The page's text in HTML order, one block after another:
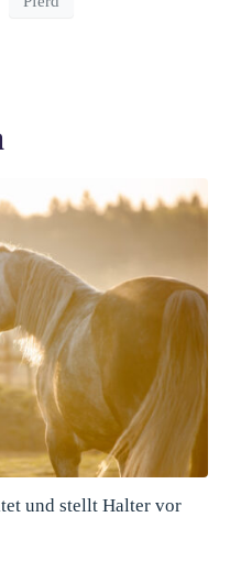
und stellt Halter vor